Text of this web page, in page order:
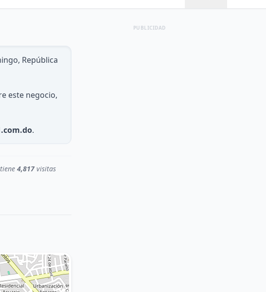
República
este negocio,
.
4,817visitas
PUBLICIDAD